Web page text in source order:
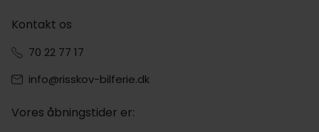
Kontakt os
70 22 77 17
info@risskov-bilferie.dk
Vores åbningstider er: